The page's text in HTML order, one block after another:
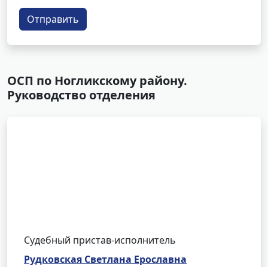
Отправить
ОСП по Ногликскому району.
Руководство отделения
Судебный пристав-исполнитель
Рудковская Светлана Ерославна